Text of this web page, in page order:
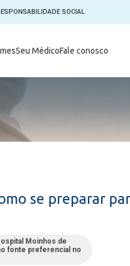
SOCIAL
Seu MédicoFale conosco
Hospital do Coração
Horários de visita
Notícias
Pastoral
Publicações
se preparar
Moinhos de
fonte preferencial no